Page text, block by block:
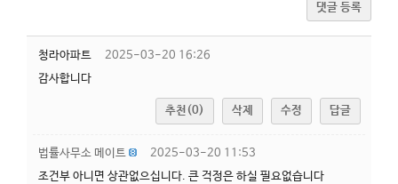
댓글 등록
청라아파트
2025-03-20 16:26
감사합니다
추천(0) 삭제 수정 답글
법률사무소 메이트
2025-03-20 11:53
조건부 아니면 상관없으십니다. 큰 걱정은 하실 필요없습니다